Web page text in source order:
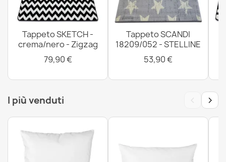
Tappeto da bagno SUPREME STONES pietre,
antiscivolo, morbido - nero
Tappeto da bagno SUPREME STONES pietre,
antiscivolo, morbido - grigio
12,90 €
Tappeto SKETCH -
crema/nero - Zigzag
79,90 €
Tappeto SCANDI
18209/052 - STELLINE
53,90 €
I più venduti ‹ ›